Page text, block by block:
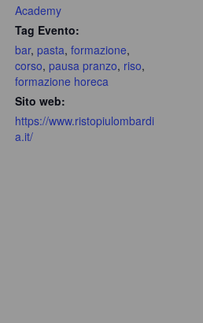
Academy
Tag Evento:
bar, pasta, formazione,
corso, pausa pranzo, riso,
formazione horeca
Sito web:
https://www.ristopiulombardi
a.it/